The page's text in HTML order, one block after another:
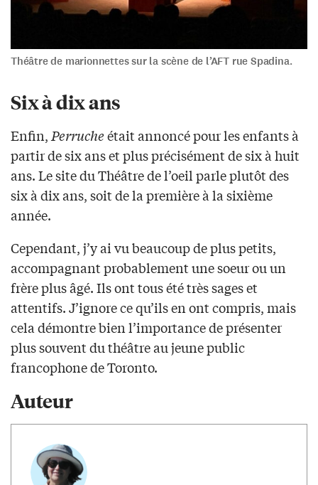
Théâtre de marionnettes sur la scène de l’AFT rue Spadina.
Six à dix ans
Enfin, Perrucheétait annoncé pour les enfants à
partir de six ans et plus précisément de six à huit
ans. Le site du Théâtre de l’oeil parle plutôt des
six à dix ans, soit de la première à la sixième
année.
Cependant, j’y ai vu beaucoup de plus petits,
accompagnant probablement une soeur ou un
frère plus âgé. Ils ont tous été très sages et
attentifs. J’ignore ce qu’ils en ont compris, mais
cela démontre bien l’importance de présenter
plus souvent du théâtre au jeune public
francophone de Toronto.
Auteur